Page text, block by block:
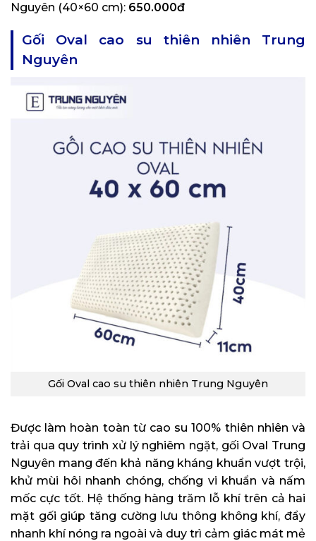
Nguyên (40×60 cm): 650.000đ
Gối Oval cao su thiên nhiên Trung
Nguyên
Gối Oval cao su thiên nhiên Trung Nguyên
Được làm hoàn toàn từ cao su 100% thiên nhiên và
trải qua quy trình xử lý nghiêm ngặt, gối Oval Trung
Nguyên mang đến khả năng kháng khuẩn vượt trội,
khử mùi hôi nhanh chóng, chống vi khuẩn và nấm
mốc cực tốt. Hệ thống hàng trăm lỗ khí trên cả hai
mặt gối giúp tăng cường lưu thông không khí, đẩy
nhanh khí nóng ra ngoài và duy trì cảm giác mát mẻ